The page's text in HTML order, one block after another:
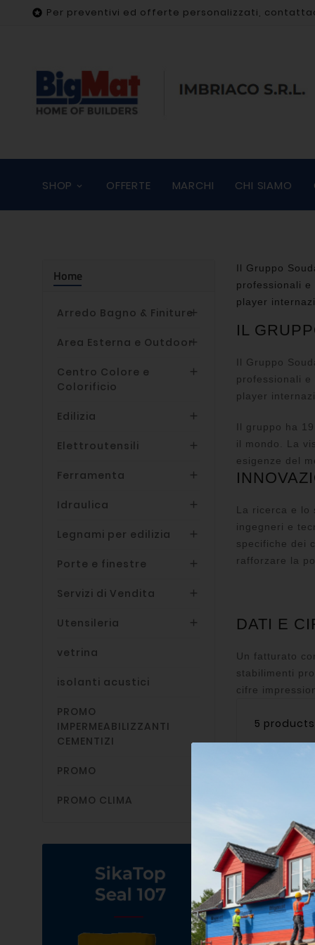
 Per preventivi ed offerte personalizzati,
SHOP OFFERTE MARCHI CHI SIAMO
Home
Arredo Bagno & Finiture
Area Esterna e Outdoor
Centro Colore e
Colorificio

Edilizia 
Elettroutensili 
Ferramenta 
Idraulica 
Legnami per edilizia 
Porte e finestre 
Servizi di Vendita 
Utensileria 
vetrina
isolanti acustici
PROMO
IMPERMEABILIZZANTI
CEMENTIZI
PROMO
PROMO CLIMA
Il Gruppo
professionali
player
IL
Il Gruppo
professionali
player
Il gruppo ha
il mondo. La
esigenze del
La ricerca e lo
ingegneri e
specifiche dei
rafforzare la
DATI E
Un fatturato
stabilimenti
cifre
5 products